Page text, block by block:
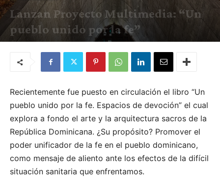
Lanzan Proyecto Multimedia: “Un
pueblo unido por la fe”
Recientemente fue puesto en circulación el libro “Un
pueblo unido por la fe. Espacios de devoción” el cual
explora a fondo el arte y la arquitectura sacros de la
República Dominicana. ¿Su propósito? Promover el
poder unificador de la fe en el pueblo dominicano,
como mensaje de aliento ante los efectos de la difícil
situación sanitaria que enfrentamos.